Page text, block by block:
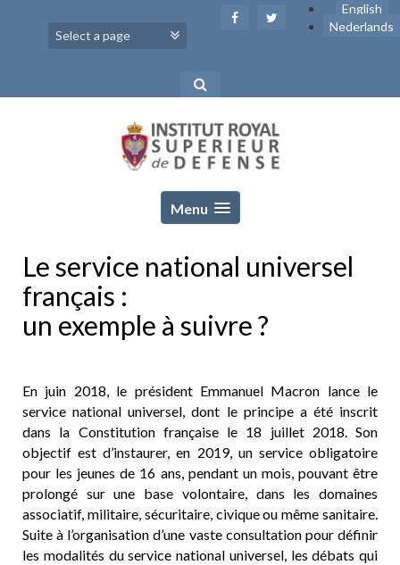
English
Nederlands
Menu
Le service national universel
français :
un exemple à suivre ?
En juin 2018, le président Emmanuel Macron lance le
service national universel, dont le principe a été inscrit
dans la Constitution française le 18 juillet 2018. Son
objectif est d’instaurer, en 2019, un service obligatoire
pour les jeunes de 16 ans, pendant un mois, pouvant être
prolongé sur une base volontaire, dans les domaines
associatif, militaire, sécuritaire, civique ou même sanitaire.
Suite à l’organisation d’une vaste consultation pour définir
les modalités du service national universel, les débats qui